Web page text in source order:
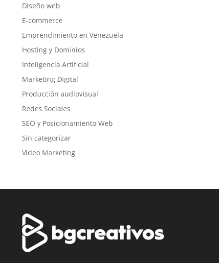
Diseño web
E-commerce
Emprendimiento en Venezuela
Hosting y Dominios
Inteligencia Artificial
Marketing Digital
Producción audiovisual
Redes Sociales
SEO y Posicionamiento Web
Sin categorizar
Video Marketing